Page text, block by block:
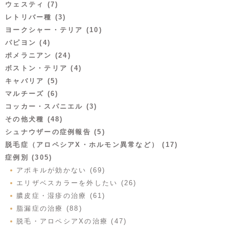
ウェスティ (7)
レトリバー種 (3)
ヨークシャー・テリア (10)
パピヨン (4)
ポメラニアン (24)
ボストン・テリア (4)
キャバリア (5)
マルチーズ (6)
コッカー・スパニエル (3)
その他犬種 (48)
シュナウザーの症例報告 (5)
脱毛症（アロペシアX・ホルモン異常など） (17)
症例別 (305)
アポキルが効かない (69)
エリザベスカラーを外したい (26)
膿皮症・湿疹の治療 (61)
脂漏症の治療 (88)
脱毛・アロペシアXの治療 (47)